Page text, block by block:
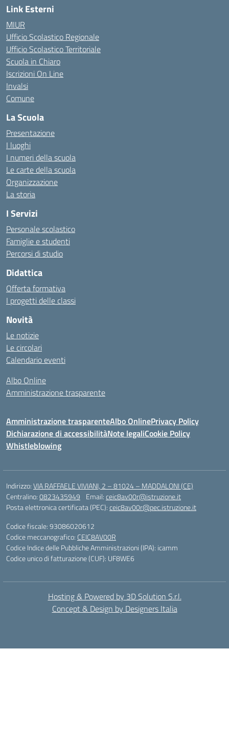
Link Esterni
MIUR
Ufficio Scolastico Regionale
Ufficio Scolastico Territoriale
Scuola in Chiaro
Iscrizioni On Line
Invalsi
Comune
La Scuola
Presentazione
I luoghi
I numeri della scuola
Le carte della scuola
Organizzazione
La storia
I Servizi
Personale scolastico
Famiglie e studenti
Percorsi di studio
Didattica
Offerta formativa
I progetti delle classi
Novità
Le notizie
Le circolari
Calendario eventi
Albo Online
Amministrazione trasparente
Amministrazione trasparenteAlbo OnlinePrivacy Policy
Dichiarazione di accessibilitàNote legaliCookie Policy
Whistleblowing
Indirizzo:VIA RAFFAELE VIVIANI, 2 – 81024 – MADDALONI (CE)
Centralino:0823435949 Email:ceic8av00r@istruzione.it
Posta elettronica certificata (PEC):ceic8av00r@pec.istruzione.it
Codice fiscale: 93086020612
Codice meccanografico: CEIC8AV00R
Codice Indice delle Pubbliche Amministrazioni (IPA): icamm
Codice unico di fatturazione (CUF): UF8WE6
Hosting & Powered by 3D Solution S.r.l.
Concept & Design by Designers Italia